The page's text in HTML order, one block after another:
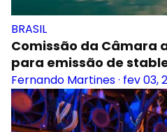
BRASIL
Comissão da Câmara
para emissão de
Fernando Martines· fev 03,